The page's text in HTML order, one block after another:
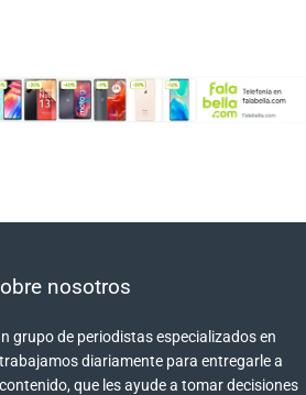
nosotros
grupo de periodistas especializados en
diariamente para entregarle a
que les ayude a tomar decisiones